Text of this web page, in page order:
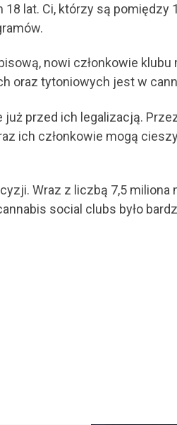
lat. Ci, którzy są pomiędzy
nowi członkowie
oraz tytoniowych jest w
przed ich legalizacją.
ich członkowie mogą
Wraz z liczbą 7,5
social clubs było